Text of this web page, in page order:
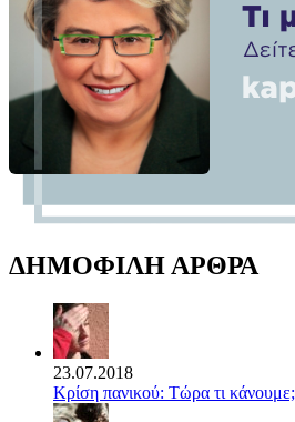
ΔΗΜΟΦΙΛΗ ΑΡΘΡΑ
23.07.2018
Κρίση πανικού: Τώρα τι κάνουμε;